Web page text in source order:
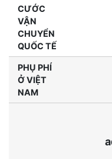
CƯỚC
VẬN
CHUYỂN
QUỐC TẾ
PHỤ PHÍ
Ở VIỆT
NAM